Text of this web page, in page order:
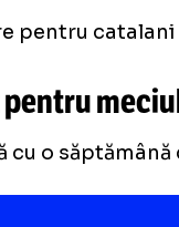
pentru catalani
cu o